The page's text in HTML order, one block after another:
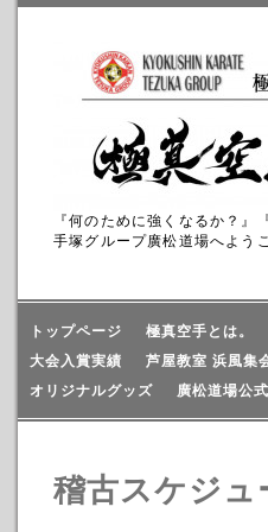
『何のために強くなるか？
手塚グループ廣松道場へよう
トップページ 極真空手とは。
大会入賞実績
芦屋教室 浜風集
オリジナルグッズ
廣松道場公
稽古スケジュ